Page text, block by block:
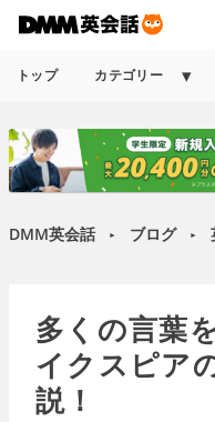
トップ カテゴリー
DMM英会話 ► ブログ ►
多くの言葉
イクスピア
説！